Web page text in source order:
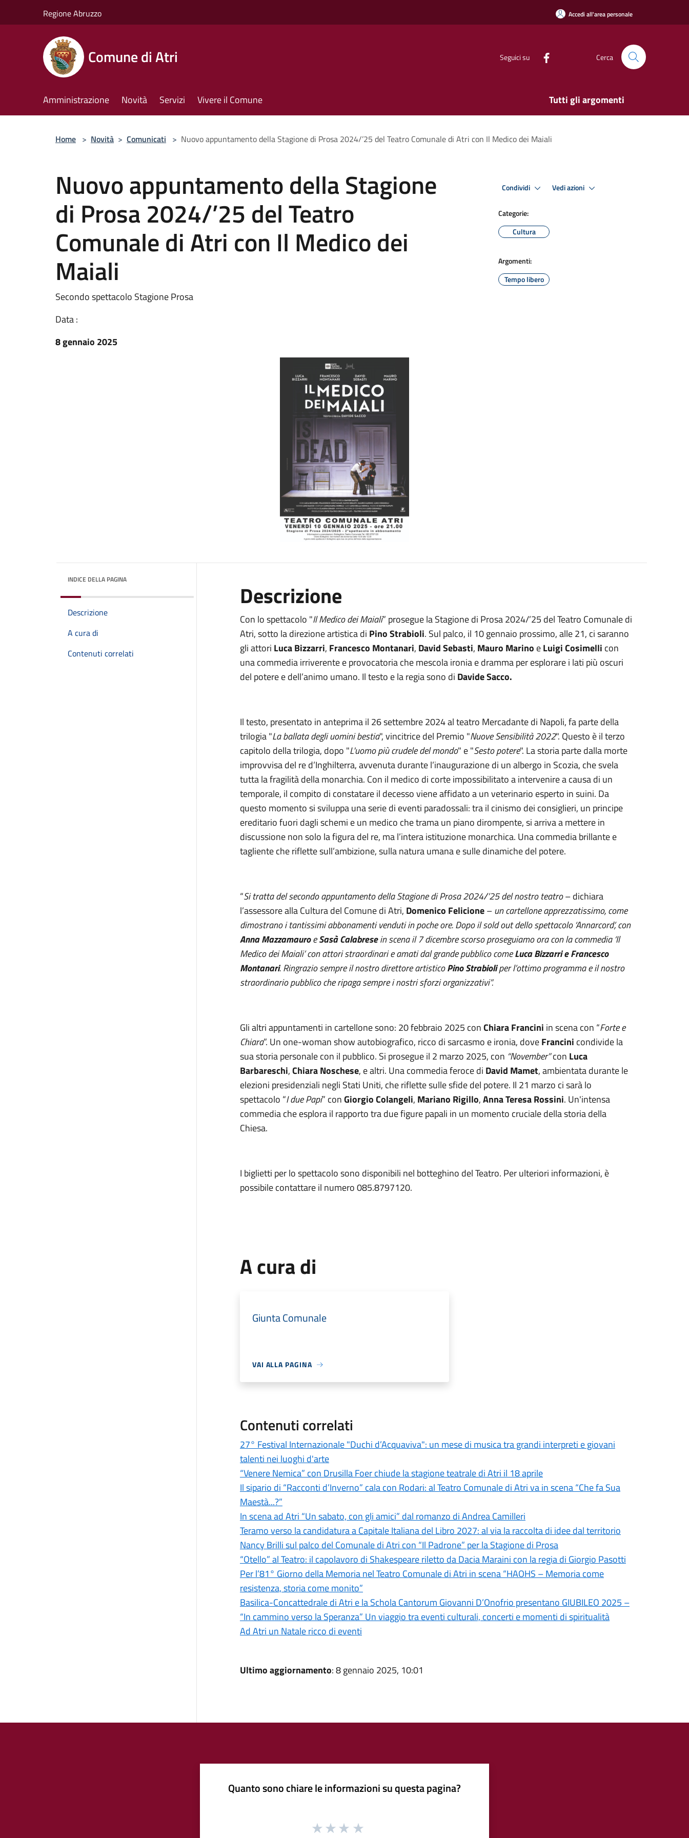
Regione Abruzzo Accedi all'area personale
Comune di Atri Seguici su Cerca
Amministrazione Novità Servizi Vivere il Comune Tutti gli argomenti
Home > Novità > Comunicati > Nuovo appuntamento della Stagione di Prosa 2024/’25 del Teatro Comunale di Atri con Il Medico dei Maiali
Nuovo appuntamento della Stagione
di Prosa 2024/’25 del Teatro
Comunale di Atri con Il Medico dei
Maiali
Secondo spettacolo Stagione Prosa
Data :
8 gennaio 2025
Condividi Vedi azioni
Categorie:
Cultura
Argomenti:
Tempo libero
INDICE DELLA PAGINA
Descrizione
A cura di
Contenuti correlati
Descrizione
Con lo spettacolo "Il Medico dei Maiali” prosegue la Stagione di Prosa 2024/’25 del Teatro Comunale di
Atri, sotto la direzione artistica di Pino Strabioli. Sul palco, il 10 gennaio prossimo, alle 21, ci saranno
gli attori Luca Bizzarri, Francesco Montanari, David Sebasti, Mauro Marino eLuigi Cosimelli con
una commedia irriverente e provocatoria che mescola ironia e dramma per esplorare i lati più oscuri
del potere e dell’animo umano. Il testo e la regia sono di Davide Sacco.
Il testo, presentato in anteprima il 26 settembre 2024 al teatro Mercadante di Napoli, fa parte della
trilogia "La ballata degli uomini bestia", vincitrice del Premio "Nuove Sensibilità 2022". Questo è il terzo
capitolo della trilogia, dopo "L'uomo più crudele del mondo" e "Sesto potere". La storia parte dalla morte
improvvisa del re d’Inghilterra, avvenuta durante l’inaugurazione di un albergo in Scozia, che svela
tutta la fragilità della monarchia. Con il medico di corte impossibilitato a intervenire a causa di un
temporale, il compito di constatare il decesso viene affidato a un veterinario esperto in suini. Da
questo momento si sviluppa una serie di eventi paradossali: tra il cinismo dei consiglieri, un principe
ereditario fuori dagli schemi e un medico che trama un piano dirompente, si arriva a mettere in
discussione non solo la figura del re, ma l’intera istituzione monarchica. Una commedia brillante e
tagliente che riflette sull’ambizione, sulla natura umana e sulle dinamiche del potere.
“Si tratta del secondo appuntamento della Stagione di Prosa 2024/’25 del nostro teatro– dichiara
l’assessore alla Cultura del Comune di Atri, Domenico Felicione–un cartellone apprezzatissimo, come
dimostrano i tantissimi abbonamenti venduti in poche ore. Dopo il sold out dello spettacolo ‘Annarcord’, con
Anna MazzamauroeSasà Calabresein scena il 7 dicembre scorso proseguiamo ora con la commedia ‘Il
Medico dei Maiali’ con attori straordinari e amati dal grande pubblico comeLuca Bizzarri e Francesco
Montanari. Ringrazio sempre il nostro direttore artisticoPino Strabioliper l’ottimo programma e il nostro
straordinario pubblico che ripaga sempre i nostri sforzi organizzativi”.
Gli altri appuntamenti in cartellone sono: 20 febbraio 2025 conChiara Francini in scena con “Forte e
Chiara”. Un one-woman show autobiografico, ricco di sarcasmo e ironia, doveFrancini condivide la
sua storia personale con il pubblico. Si prosegue il 2 marzo 2025, con “November”con Luca
Barbareschi,Chiara Noschese, e altri. Una commedia feroce di David Mamet, ambientata durante le
elezioni presidenziali negli Stati Uniti, che riflette sulle sfide del potere. Il 21 marzo ci sarà lo
spettacolo “I due Papi” conGiorgio Colangeli, Mariano Rigillo,Anna Teresa Rossini. Un'intensa
commedia che esplora il rapporto tra due figure papali in un momento cruciale della storia della
Chiesa.
I biglietti per lo spettacolo sono disponibili nel botteghino del Teatro. Per ulteriori informazioni, è
possibile contattare il numero 085.8797120.
A cura di
Giunta Comunale
VAI ALLA PAGINA
Contenuti correlati
27° Festival Internazionale "Duchi d’Acquaviva": un mese di musica tra grandi interpreti e giovani
talenti nei luoghi d'arte
“Venere Nemica” con Drusilla Foer chiude la stagione teatrale di Atri il 18 aprile
Il sipario di “Racconti d’Inverno” cala con Rodari: al Teatro Comunale di Atri va in scena “Che fa Sua
Maestà...?”
In scena ad Atri “Un sabato, con gli amici” dal romanzo di Andrea Camilleri
Teramo verso la candidatura a Capitale Italiana del Libro 2027: al via la raccolta di idee dal territorio
Nancy Brilli sul palco del Comunale di Atri con “Il Padrone” per la Stagione di Prosa
“Otello” al Teatro: il capolavoro di Shakespeare riletto da Dacia Maraini con la regia di Giorgio Pasotti
Per l’81° Giorno della Memoria nel Teatro Comunale di Atri in scena “HAOHS – Memoria come
resistenza, storia come monito”
Basilica-Concattedrale di Atri e la Schola Cantorum Giovanni D’Onofrio presentano GIUBILEO 2025 –
“In cammino verso la Speranza” Un viaggio tra eventi culturali, concerti e momenti di spiritualità
Ad Atri un Natale ricco di eventi
Ultimo aggiornamento: 8 gennaio 2025, 10:01
Quanto sono chiare le informazioni su questa pagina?